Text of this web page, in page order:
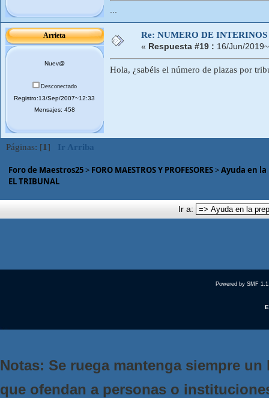
...
Arrieta
Nuev@
Desconectado
Registro:13/Sep/2007~12:33
Mensajes: 458
Re: NUMERO DE
« Respuesta #19 : 16/Jun/
Hola, ¿sabéis el número de plazas por
Páginas: [1] Ir Arriba
Foro de Maestros25> FORO MAESTROS Y PROFESORES>Ayuda en
EL TRIBUNAL
Ir a:
Powered by SMF
Notas: Se ruega mantenga siempre
que ofendan a personas o